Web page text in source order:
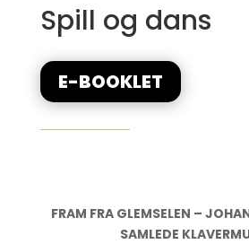
Spill og dans
E-BOOKLET
FRAM FRA GLEMSELEN –
SAMLEDE